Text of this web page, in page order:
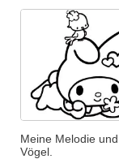
Meine Melodie
Vögel.